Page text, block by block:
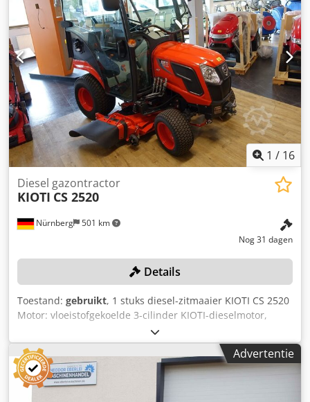
1 / 16
Nürnberg 501 km
Diesel gazontractor
KIOTI CS 2520
Nog 31 dagen
Details
Toestand: gebruikt, 1 stuks diesel-zitmaaier KIOTI CS 2520
Motor: vloeistofgekoelde 3-cilinder KIOTI-dieselmotor,
aandrijving en tractie: inschakelbare vierwielaandrijving
(4WD) inclusief mechanische sperdifferentiaal achter,
tankinhoud: 25,5 liter diesel, serienummer: 047300068
Kleur: zoals afgebeeld, conform foto's en bij inspectie
Dsdpfx Afozqanysaeck Staat: nieuw
Advertentie